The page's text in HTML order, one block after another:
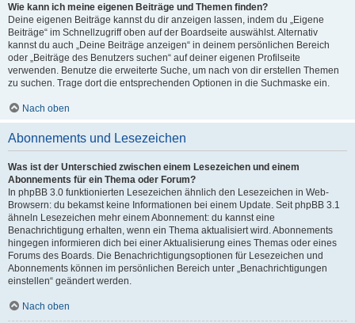
Wie kann ich meine eigenen Beiträge und Themen finden?
Deine eigenen Beiträge kannst du dir anzeigen lassen, indem du „Eigene
Beiträge“ im Schnellzugriff oben auf der Boardseite auswählst. Alternativ
kannst du auch „Deine Beiträge anzeigen“ in deinem persönlichen Bereich
oder „Beiträge des Benutzers suchen“ auf deiner eigenen Profilseite
verwenden. Benutze die erweiterte Suche, um nach von dir erstellen Themen
zu suchen. Trage dort die entsprechenden Optionen in die Suchmaske ein.
Nach oben
Abonnements und Lesezeichen
Was ist der Unterschied zwischen einem Lesezeichen und einem
Abonnements für ein Thema oder Forum?
In phpBB 3.0 funktionierten Lesezeichen ähnlich den Lesezeichen in Web-
Browsern: du bekamst keine Informationen bei einem Update. Seit phpBB 3.1
ähneln Lesezeichen mehr einem Abonnement: du kannst eine
Benachrichtigung erhalten, wenn ein Thema aktualisiert wird. Abonnements
hingegen informieren dich bei einer Aktualisierung eines Themas oder eines
Forums des Boards. Die Benachrichtigungsoptionen für Lesezeichen und
Abonnements können im persönlichen Bereich unter „Benachrichtigungen
einstellen“ geändert werden.
Nach oben